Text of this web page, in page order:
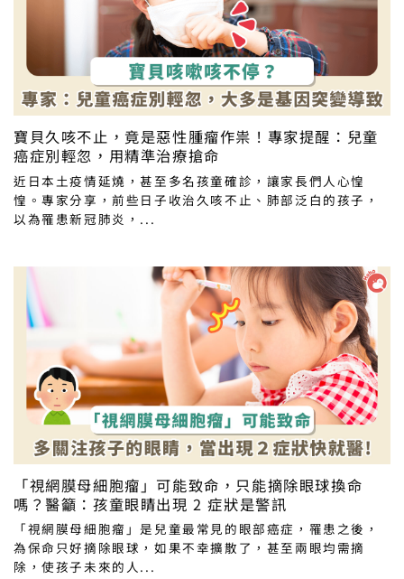
寶貝久咳不止，竟是惡性腫瘤作祟！專家提醒：兒童
癌症別輕忽，用精準治療搶命
近日本土疫情延燒，甚至多名孩童確診，讓家長們人心惶
惶。專家分享，前些日子收治久咳不止、肺部泛白的孩子，
以為罹患新冠肺炎，...
「視網膜母細胞瘤」可能致命，只能摘除眼球換命
嗎？醫籲：孩童眼睛出現 2 症狀是警訊
「視網膜母細胞瘤」是兒童最常見的眼部癌症，罹患之後，
為保命只好摘除眼球，如果不幸擴散了，甚至兩眼均需摘
除，使孩子未來的人...